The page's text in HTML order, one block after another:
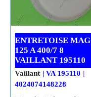
ENTRETOISE MAG
125 A 400/7 8
VAILLANT 195110
Vaillant
VA 195110
4024074148228